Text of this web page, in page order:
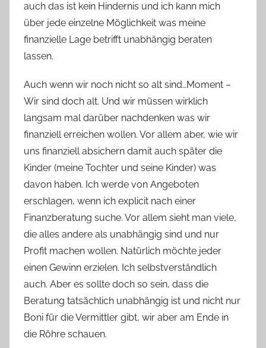
auch das ist kein Hindernis und ich kann mich
über jede einzelne Möglichkeit was meine
finanzielle Lage betrifft unabhängig beraten
lassen.
Auch wenn wir noch nicht so alt sind…Moment –
Wir sind doch alt. Und wir müssen wirklich
langsam mal darüber nachdenken was wir
finanziell erreichen wollen. Vor allem aber, wie wir
uns finanziell absichern damit auch später die
Kinder (meine Tochter und seine Kinder) was
davon haben. Ich werde von Angeboten
erschlagen, wenn ich explicit nach einer
Finanzberatung suche. Vor allem sieht man viele,
die alles andere als unabhängig sind und nur
Profit machen wollen. Natürlich möchte jeder
einen Gewinn erzielen. Ich selbstverständlich
auch. Aber es sollte doch so sein, dass die
Beratung tatsächlich unabhängig ist und nicht nur
Boni für die Vermittler gibt, wir aber am Ende in
die Röhre schauen.